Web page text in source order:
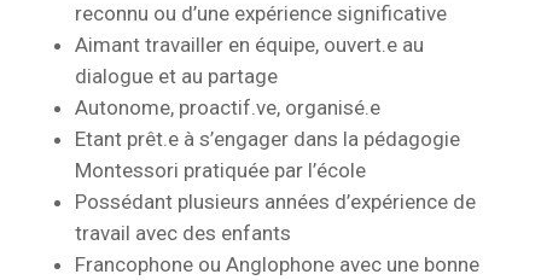
reconnu ou d’une expérience significative
Aimant travailler en équipe, ouvert.e au
dialogue et au partage
Autonome, proactif.ve, organisé.e
Etant prêt.e à s’engager dans la pédagogie
Montessori pratiquée par l’école
Possédant plusieurs années d’expérience de
travail avec des enfants
Francophone ou Anglophone avec une bonne